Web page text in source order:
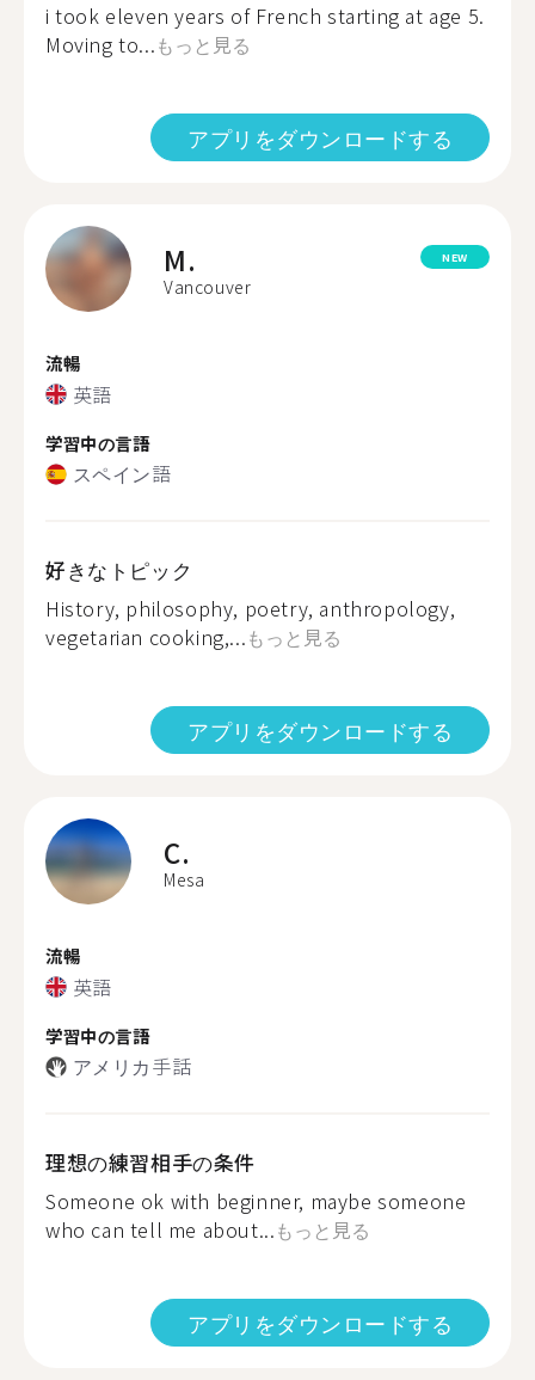
i took eleven years of French starting at age 5.
Moving to...もっと見る
アプリをダウンロードする
M.
Vancouver
NEW
流暢
英語
学習中の言語
スペイン語
好きなトピック
History, philosophy, poetry, anthropology,
vegetarian cooking,...もっと見る
アプリをダウンロードする
C.
Mesa
流暢
英語
学習中の言語
アメリカ手話
理想の練習相手の条件
Someone ok with beginner, maybe someone
who can tell me about...もっと見る
アプリをダウンロードする